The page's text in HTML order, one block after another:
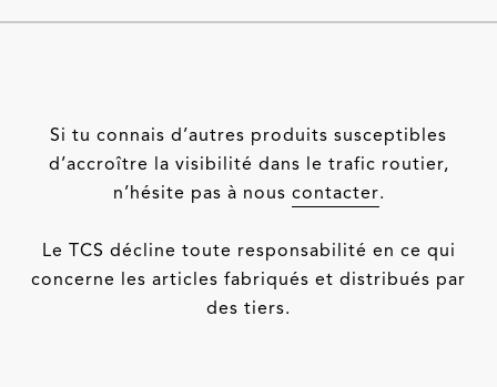
Si tu connais d’autres produits susceptibles
d’accroître la visibilité dans le trafic routier,
n’hésite pas à nous contacter.
Le TCS décline toute responsabilité en ce qui
concerne les articles fabriqués et distribués par
des tiers.